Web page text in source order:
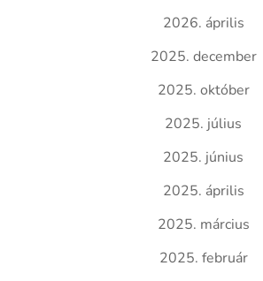
2026. április
2025. december
2025. október
2025. július
2025. június
2025. április
2025. március
2025. február